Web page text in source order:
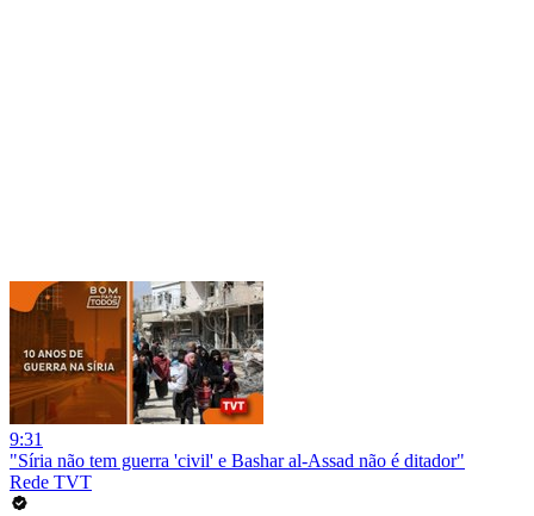
9:31
"Síria não tem guerra 'civil' e Bashar al-Assad não é ditador"
Rede TVT